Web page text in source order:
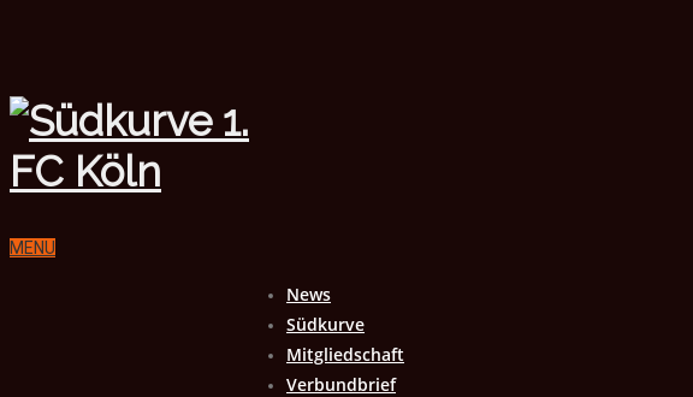
MENU
News
Südkurve
Mitgliedschaft
Verbundbrief